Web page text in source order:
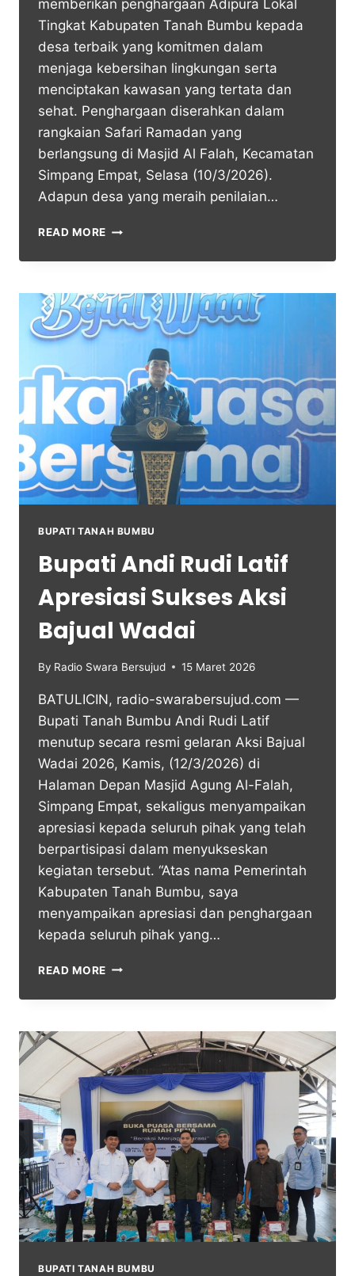
memberikan penghargaan Adipura Lokal
Tingkat Kabupaten Tanah Bumbu kepada
desa terbaik yang komitmen dalam
menjaga kebersihan lingkungan serta
menciptakan kawasan yang tertata dan
sehat. Penghargaan diserahkan dalam
rangkaian Safari Ramadan yang
berlangsung di Masjid Al Falah, Kecamatan
Simpang Empat, Selasa (10/3/2026).
Adapun desa yang meraih penilaian…
READ MORE
BUPATI TANAH BUMBU
Bupati Andi Rudi Latif
Apresiasi Sukses Aksi
Bajual Wadai
By Radio Swara Bersujud 15 Maret 2026
BATULICIN, radio-swarabersujud.com —
Bupati Tanah Bumbu Andi Rudi Latif
menutup secara resmi gelaran Aksi Bajual
Wadai 2026, Kamis, (12/3/2026) di
Halaman Depan Masjid Agung Al-Falah,
Simpang Empat, sekaligus menyampaikan
apresiasi kepada seluruh pihak yang telah
berpartisipasi dalam menyukseskan
kegiatan tersebut. “Atas nama Pemerintah
Kabupaten Tanah Bumbu, saya
menyampaikan apresiasi dan penghargaan
kepada seluruh pihak yang…
READ MORE
BUPATI TANAH BUMBU